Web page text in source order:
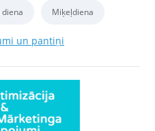
diena Miķeļdiena
un pantiņi